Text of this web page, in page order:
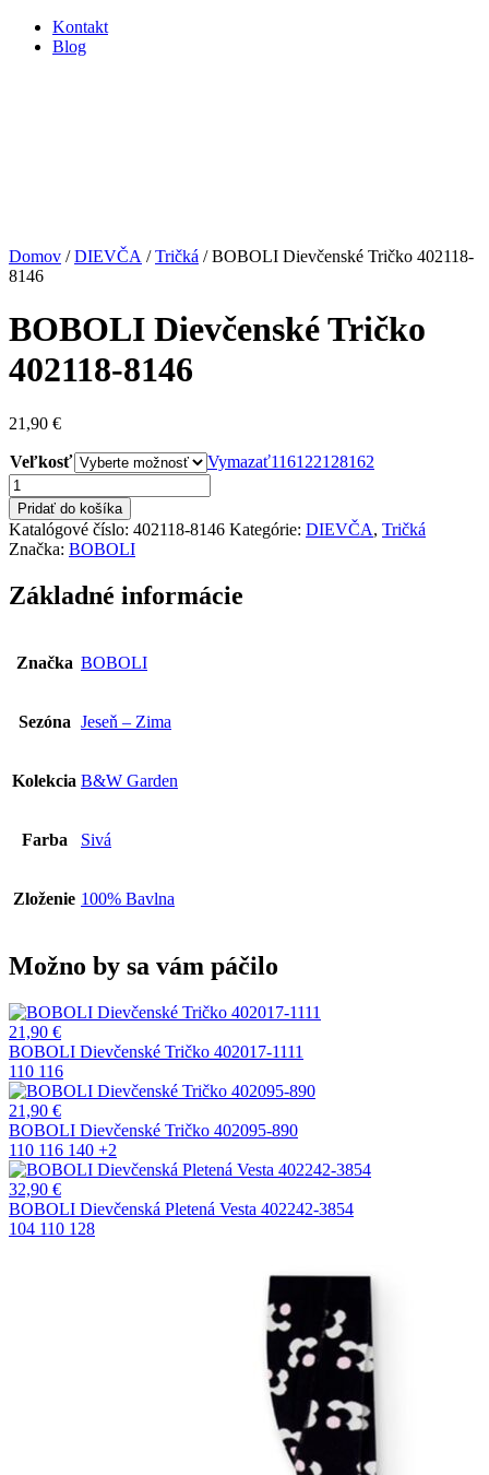
Kontakt
Blog
Domov /DIEVČA /Tričká / BOBOLI Dievčenské Tričko 402118-
8146
BOBOLI Dievčenské Tričko
402118-8146
21,90 €
Veľkosť Vymazať116122128162
množstvo
BOBOLI
Dievčenské
Tričko
402118-
Pridať do košíka
Katalógové číslo: 402118-8146 Kategórie: DIEVČA, Tričká
Značka: BOBOLI
Základné informácie
Značka BOBOLI
Sezóna Jeseň – Zima
Kolekcia B&W Garden
Farba Sivá
Zloženie 100% Bavlna
Možno by sa vám páčilo
21,90 €
BOBOLI Dievčenské Tričko 402017-1111
110 116
21,90 €
BOBOLI Dievčenské Tričko 402095-890
110 116 140 +2
32,90 €
BOBOLI Dievčenská Pletená Vesta 402242-3854
104 110 128